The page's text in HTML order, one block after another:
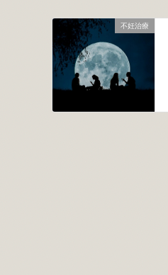
不妊治療